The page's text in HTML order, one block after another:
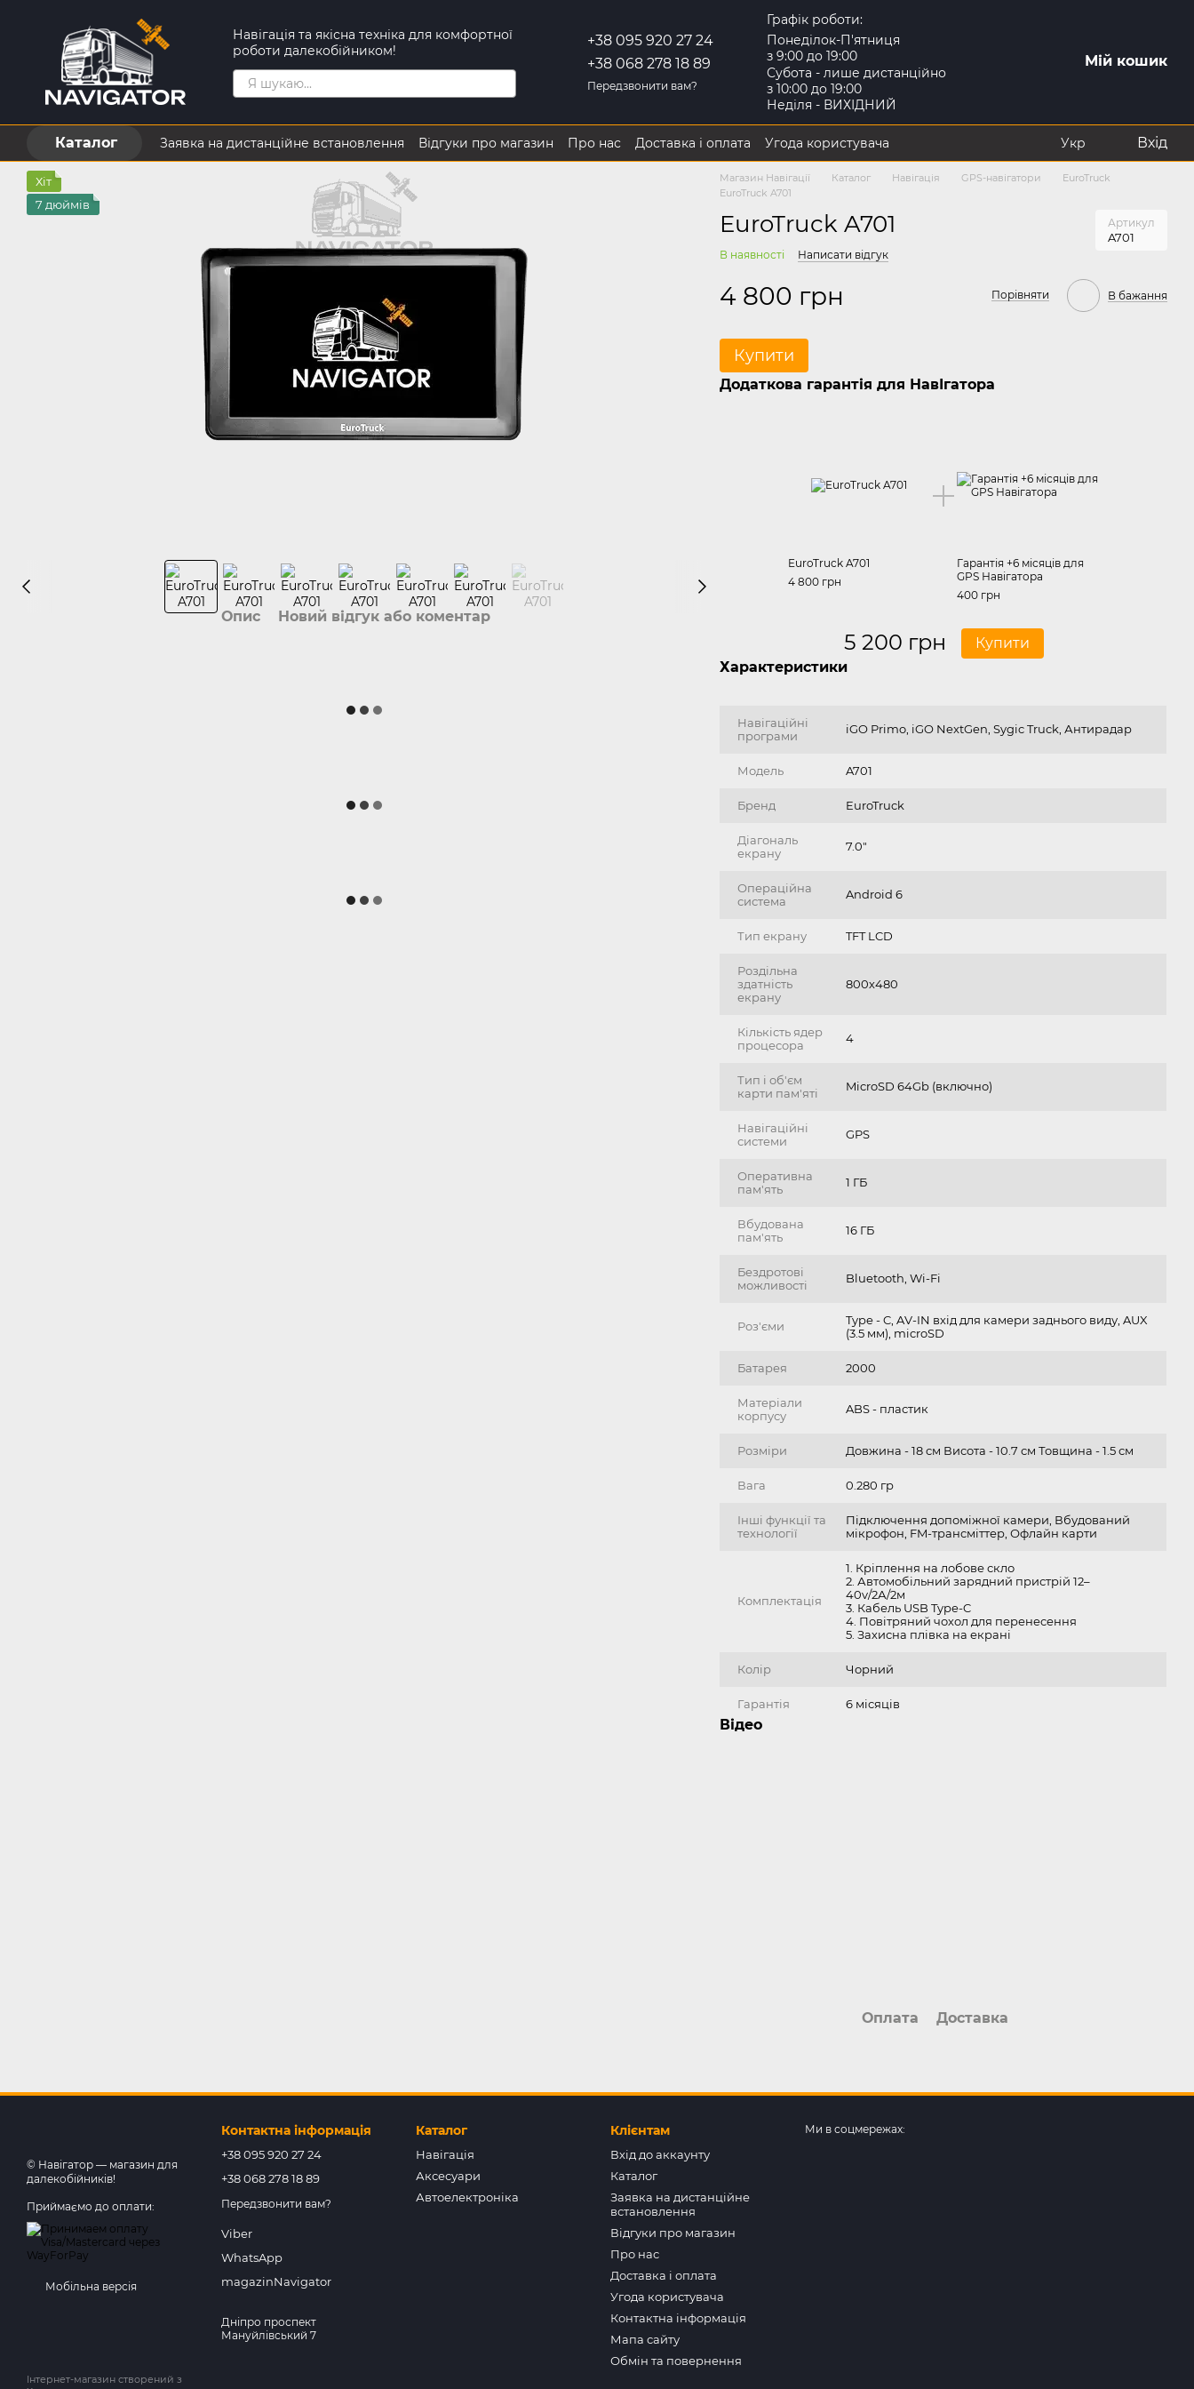
Навігація та якісна техніка для комфортної
роботи далекобійником!
+38 095 920 27 24
+38 068 278 18 89
Передзвонити вам?
Графік роботи:
Понеділок-П'ятниця
з 9:00 до 19:00
Субота - лише дистанційно
з 10:00 до 19:00
Неділя - ВИХІДНИЙ
Мій кошик
Каталог Заявка на дистанційне встановлення Відгуки про магазин Про нас Доставка і оплата
Угода користувача
Контактна інформація
Обмін та повернення
Укр Вхід
Хіт
7 дюймів
Опис Новий відгук або коментар
Магазин Навігації Каталог Навігація GPS-навігатори
EuroTruck
EuroTruck A701
EuroTruck A701 Артикул
A701
В наявності Написати відгук
4 800 грн Порівняти В бажання
Купити
Додаткова гарантія для НавІгатора
EuroTruck A701
4 800 грн
Гарантія +6 місяців для
GPS Навігатора
400 грн
5 200 грн
Купити
Характеристики
Навігаційні
програми
iGO Primo, iGO NextGen, Sygic Truck, Антирадар
Модель A701
Бренд EuroTruck
Діагональ
екрану
7.0"
Операційна
система
Android 6
Тип екрану TFT LCD
Роздільна
здатність
екрану
800х480
Кількість ядер
процесора
4
Тип і об'єм
карти пам'яті
MicroSD 64Gb (включно)
Навігаційні
системи
GPS
Оперативна
пам'ять
1 ГБ
Вбудована
пам'ять
16 ГБ
Бездротові
можливості
Bluetooth, Wi-Fi
Роз'єми
Type - C, AV-IN вхід для камери заднього виду, AUX
(3.5 мм), microSD
Батарея 2000
Матеріали
корпусу
ABS - пластик
Розміри Довжина - 18 см Висота - 10.7 см Товщина - 1.5 см
Вага 0.280 гр
Інші функції та
технології
Підключення допоміжної камери, Вбудований
мікрофон, FM-трансміттер, Офлайн карти
Комплектація
1. Кріплення на лобове скло
2. Автомобільний зарядний пристрій 12–
40v/2А/2м
3. Кабель USB Type-C
4. Повітряний чохол для перенесення
5. Захисна плівка на екрані
Колір Чорний
Гарантія 6 місяців
Відео
Оплата Доставка
© Навігатор — магазин для
далекобійників!
Приймаємо до оплати:
Мобільна версія
Інтернет-магазин створений з
Контактна інформація
+38 095 920 27 24
+38 068 278 18 89
Передзвонити вам?
Viber
WhatsApp
magazinNavigator
Дніпро проспект
Мануйлівський 7
Каталог
Навігація
Аксесуари
Автоелектроніка
Клієнтам
Вхід до аккаунту
Каталог
Заявка на дистанційне
встановлення
Відгуки про магазин
Про нас
Доставка і оплата
Угода користувача
Контактна інформація
Мапа сайту
Обмін та повернення
Ми в соцмережах: